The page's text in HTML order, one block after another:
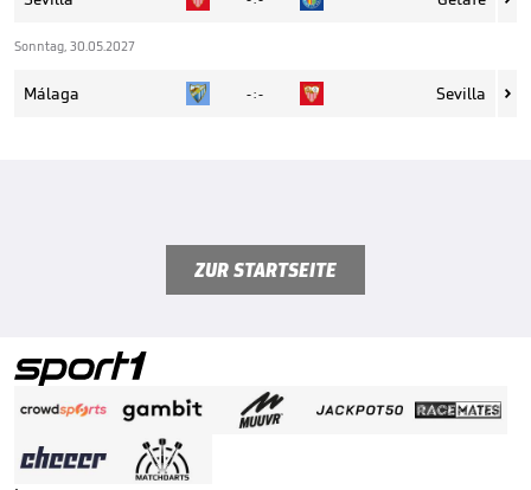
Sonntag, 30.05.2027
Málaga - : - Sevilla 
ZUR STARTSEITE